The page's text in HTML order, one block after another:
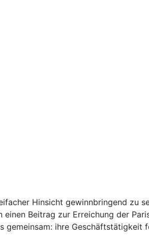
Hinsicht gewinnbringend zu
Beitrag zur Erreichung der
ihre